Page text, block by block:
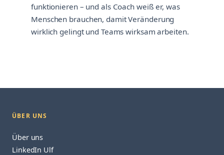
funktionieren – und als Coach weiß er, was
Menschen brauchen, damit Veränderung
wirklich gelingt und Teams wirksam arbeiten.
ÜBER UNS
Über uns
LinkedIn Ulf